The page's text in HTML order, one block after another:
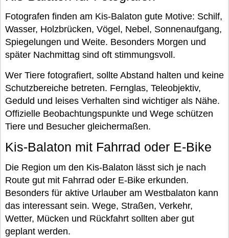
Fotografen finden am Kis-Balaton gute Motive: Schilf,
Wasser, Holzbrücken, Vögel, Nebel, Sonnenaufgang,
Spiegelungen und Weite. Besonders Morgen und
später Nachmittag sind oft stimmungsvoll.
Wer Tiere fotografiert, sollte Abstand halten und keine
Schutzbereiche betreten. Fernglas, Teleobjektiv,
Geduld und leises Verhalten sind wichtiger als Nähe.
Offizielle Beobachtungspunkte und Wege schützen
Tiere und Besucher gleichermaßen.
Kis-Balaton mit Fahrrad oder E-Bike
Die Region um den Kis-Balaton lässt sich je nach
Route gut mit Fahrrad oder E-Bike erkunden.
Besonders für aktive Urlauber am Westbalaton kann
das interessant sein. Wege, Straßen, Verkehr,
Wetter, Mücken und Rückfahrt sollten aber gut
geplant werden.